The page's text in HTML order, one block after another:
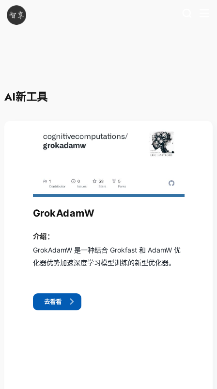
AI新工具
GrokAdamW
介绍：
GrokAdamW 是一种结合 Grokfast 和 AdamW 优
化器优势加速深度学习模型训练的新型优化器。
去看看